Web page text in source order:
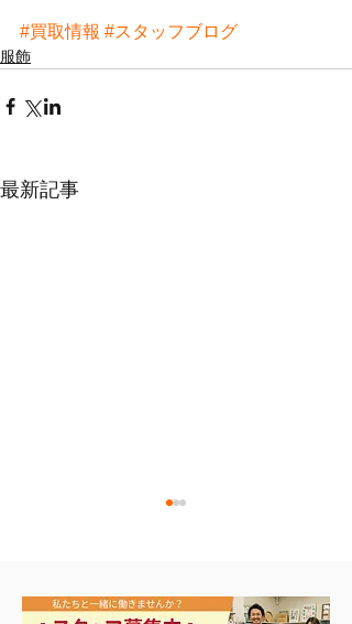
#買取情報 #スタッフブログ
服飾
最新記事